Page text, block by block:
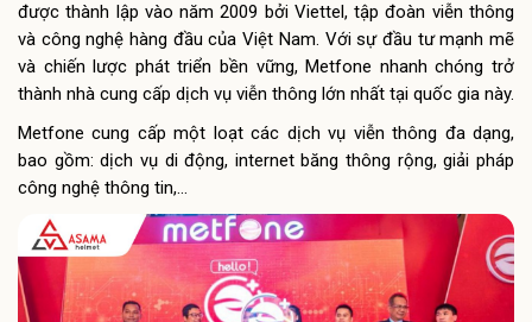
được thành lập vào năm 2009 bởi Viettel, tập đoàn viễn thông
và công nghệ hàng đầu của Việt Nam. Với sự đầu tư mạnh mẽ
và chiến lược phát triển bền vững, Metfone nhanh chóng trở
thành nhà cung cấp dịch vụ viễn thông lớn nhất tại quốc gia này.
Metfone cung cấp một loạt các dịch vụ viễn thông đa dạng,
bao gồm: dịch vụ di động, internet băng thông rộng, giải pháp
công nghệ thông tin,…